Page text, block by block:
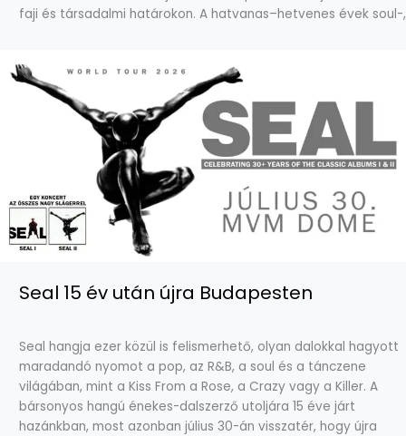
faji és társadalmi határokon. A hatvanas–hetvenes évek soul-,
Seal 15 év után újra Budapesten
Seal hangja ezer közül is felismerhető, olyan dalokkal hagyott
maradandó nyomot a pop, az R&B, a soul és a tánczene
világában, mint a Kiss From a Rose, a Crazy vagy a Killer. A
bársonyos hangú énekes-dalszerző utoljára 15 éve járt
hazánkban, most azonban július 30-án visszatér, hogy újra